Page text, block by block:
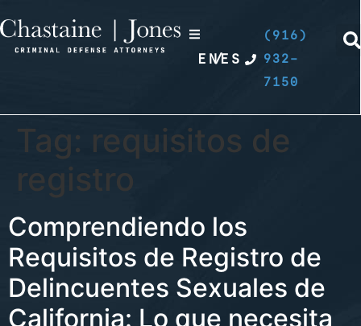
EN
/ES
(916)
932-
7150
Tag: requisitos de
registro
Comprendiendo los
Requisitos de Registro de
Delincuentes Sexuales de
California: Lo que necesita